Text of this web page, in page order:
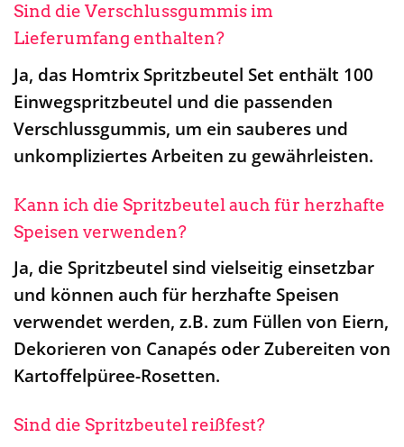
Sind die Verschlussgummis im
Lieferumfang enthalten?
Ja, das Homtrix Spritzbeutel Set enthält 100
Einwegspritzbeutel und die passenden
Verschlussgummis, um ein sauberes und
unkompliziertes Arbeiten zu gewährleisten.
Kann ich die Spritzbeutel auch für herzhafte
Speisen verwenden?
Ja, die Spritzbeutel sind vielseitig einsetzbar
und können auch für herzhafte Speisen
verwendet werden, z.B. zum Füllen von Eiern,
Dekorieren von Canapés oder Zubereiten von
Kartoffelpüree-Rosetten.
Sind die Spritzbeutel reißfest?